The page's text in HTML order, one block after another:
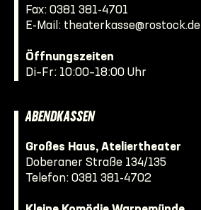
Fax: 0381 381-4701
E-Mail: theaterkasse@rostock.de
Öffnungszeiten
Di–Fr: 10:00–18:00 Uhr
ABENDKASSEN
Großes Haus, Ateliertheater
Doberaner Straße 134/135
Telefon: 0381 381-4702